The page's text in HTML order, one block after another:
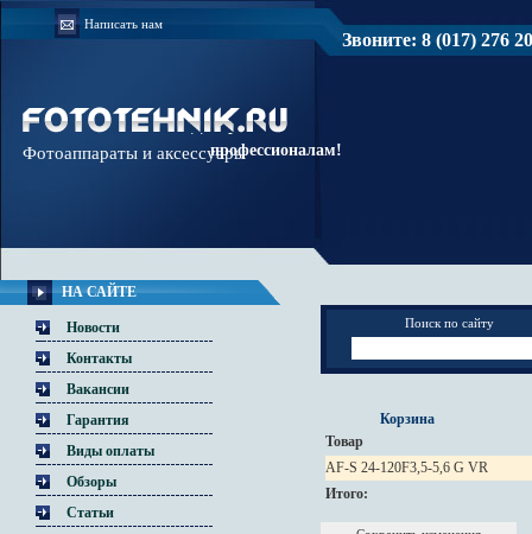
Написать нам
Звоните: 8 (017) 276
Доверяйте
профессионалам!
Фотоаппараты и аксессуары
НА САЙТЕ
Новости
Контакты
Вакансии
Гарантия
Виды оплаты
Обзоры
Статьи
Поиск по сайту
Корзина
Товар
AF-S 24-120F3,5-5,6 G VR
Итого: